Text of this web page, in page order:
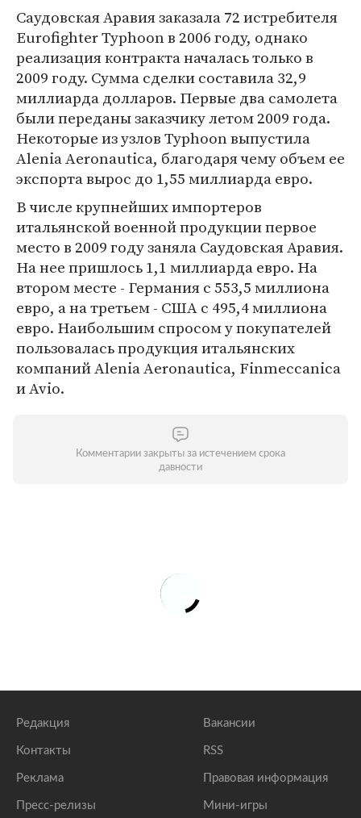
Саудовская Аравия заказала 72 истребителя
Eurofighter Typhoon в 2006 году, однако
реализация контракта началась только в
2009 году. Сумма сделки составила 32,9
миллиарда долларов. Первые два самолета
были переданы заказчику летом 2009 года.
Некоторые из узлов Typhoon выпустила
Alenia Aeronautica, благодаря чему объем ее
экспорта вырос до 1,55 миллиарда евро.
В числе крупнейших импортеров
итальянской военной продукции первое
место в 2009 году заняла Саудовская Аравия.
На нее пришлось 1,1 миллиарда евро. На
втором месте - Германия с 553,5 миллиона
евро, а на третьем - США с 495,4 миллиона
евро. Наибольшим спросом у покупателей
пользовалась продукция итальянских
компаний Alenia Aeronautica, Finmeccanica
и Avio.
Комментарии закрыты за истечением срока
давности
Редакция
Контакты
Реклама
Пресс-релизы
Вакансии
RSS
Правовая информация
Мини-игры